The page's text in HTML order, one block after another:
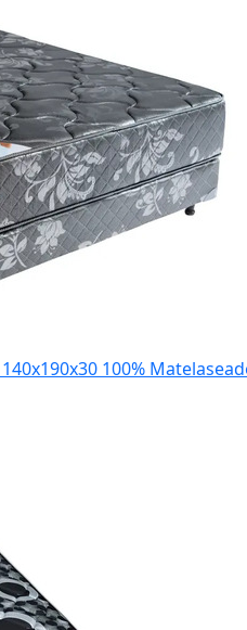
100%